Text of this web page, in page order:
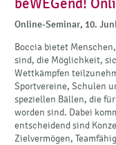
Online-Seminar, 10.
Boccia bietet
sind, die Möglichkeit,
Wettkämpfen
Sportvereine, Schulen
speziellen Bällen, die
worden sind. Dabei
entscheidend sind
Zielvermögen,